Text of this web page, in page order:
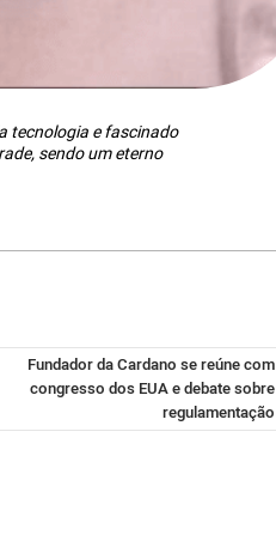
tecnologia e fascinado
sendo um eterno
Fundador da Cardano se reúne com
congresso dos EUA e debate sobre
regulamentação